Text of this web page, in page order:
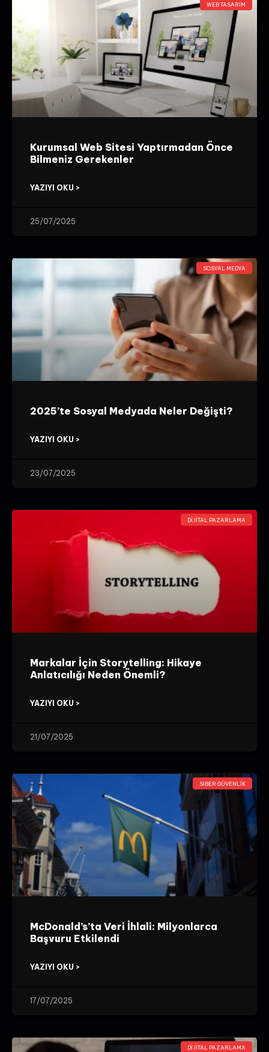
WEB TASARIM
Kurumsal Web Sitesi Yaptırmadan Önce
Bilmeniz Gerekenler
YAZIYI OKU >
25/07/2025
SOSYAL MEDYA
2025’te Sosyal Medyada Neler Değişti?
YAZIYI OKU >
23/07/2025
DIJITAL PAZARLAMA
Markalar İçin Storytelling: Hikaye
Anlatıcılığı Neden Önemli?
YAZIYI OKU >
21/07/2025
SIBER GÜVENLIK
McDonald’s’ta Veri İhlali: Milyonlarca
Başvuru Etkilendi
YAZIYI OKU >
17/07/2025
DIJITAL PAZARLAMA